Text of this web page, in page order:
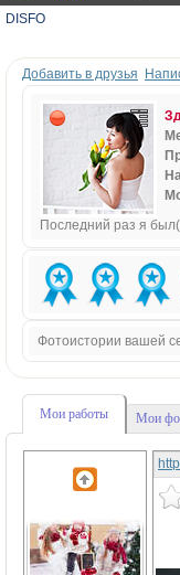
DISFO
Добавить в друзья
Последний раз я
Фотоистории вашей
Мои работы Мои